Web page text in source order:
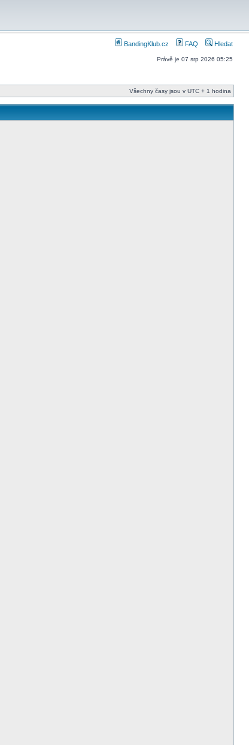
BandingKlub.cz FAQ Hledat
Právě je 07 srp 2026 05:25
Všechny časy jsou v UTC + 1 hodina